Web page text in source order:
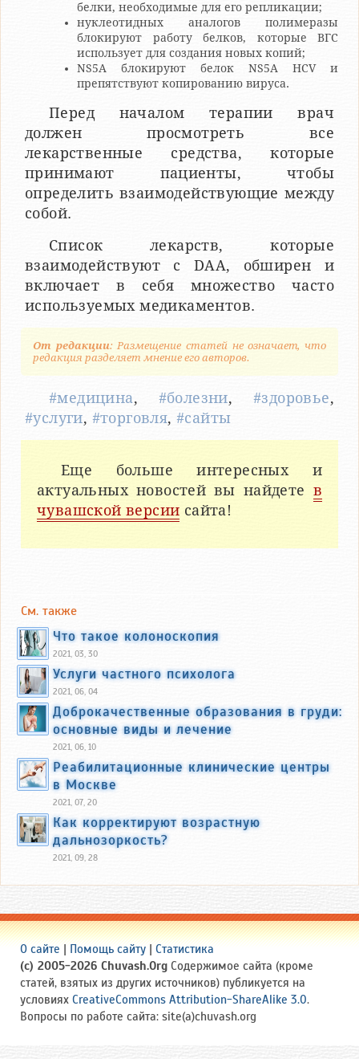
белки, необходимые для его репликации;
нуклеотидных аналогов полимеразы
блокируют работу белков, которые ВГС
использует для создания новых копий;
NS5A блокируют белок NS5A HCV и
препятствуют копированию вируса.
Перед началом терапии врач
должен просмотреть все
лекарственные средства, которые
принимают пациенты, чтобы
определить взаимодействующие между
собой.
Список лекарств, которые
взаимодействуют с DAA, обширен и
включает в себя множество часто
используемых медикаментов.
От редакции: Размещение статей не означает, что
редакция разделяет мнение его авторов.
#медицина, #болезни, #здоровье,
#услуги, #торговля,#сайты
Еще больше интересных и
актуальных новостей вы найдете в
чувашской версии сайта!
См. также
Что такое колоноскопия
2021, 03, 30
Услуги частного психолога
2021, 06, 04
Доброкачественные образования в груди:
основные виды и лечение
2021, 06, 10
Реабилитационные клинические центры
в Москве
2021, 07, 20
Как корректируют возрастную
дальнозоркость?
2021, 09, 28
О сайте | Помощь сайту | Статистика
(c) 2005-2026 Chuvash.Org Содержимое сайта (кроме
статей, взятых из других источников) публикуется на
условиях CreativeCommons Attribution-ShareAlike 3.0.
Вопросы по работе сайта: site(a)chuvash.org